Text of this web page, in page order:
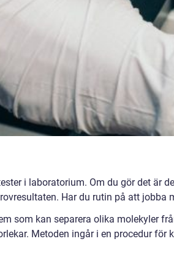
i laboratorium. Om du gör det är
Har du rutin på att jobba
som kan separera olika molekyler
Metoden ingår i en procedur för